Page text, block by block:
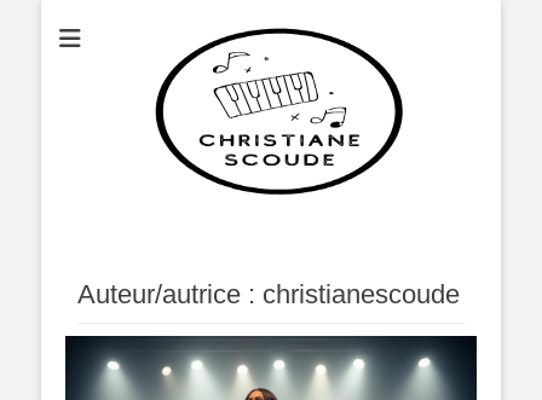
Christianescoude
Auteur/autrice : christianescoude